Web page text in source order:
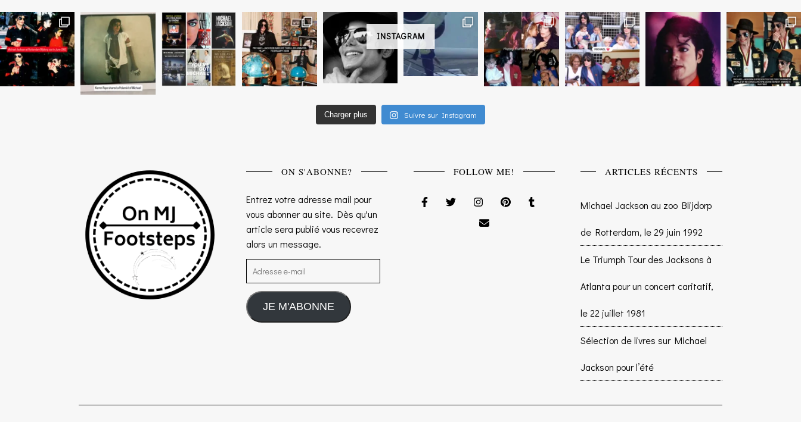
INSTAGRAM
Charger plus Suivre sur Instagram
ON S'ABONNE?
Entrez votre adresse mail pour
vous abonner au site. Dès qu'un
article sera publié vous recevrez
alors un message.
Adresse e-mail
JE M'ABONNE
FOLLOW ME! ARTICLES RÉCENTS
Michael Jackson au zoo Blijdorp
de Rotterdam, le 29 juin 1992
Le Triumph Tour des Jacksons à
Atlanta pour un concert caritatif,
le 22 juillet 1981
Sélection de livres sur Michael
Jackson pour l’été